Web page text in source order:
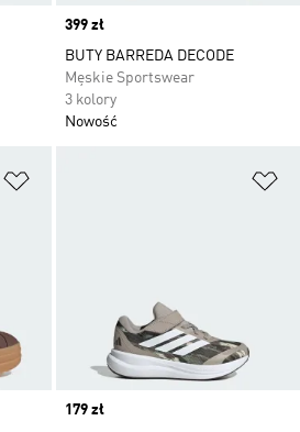
Price
399 zł
BUTY BARREDA DECODE
Męskie Sportswear
3 kolory
Nowość
Price
179 zł